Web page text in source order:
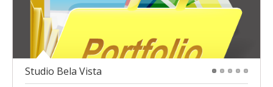
Studio Bela Vista